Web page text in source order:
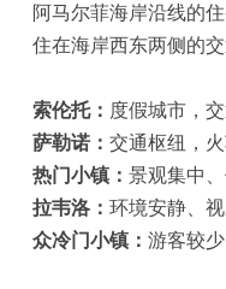
阿马尔菲海岸沿线的
住在海岸西东两侧的交
索伦托： 度假城市，
萨勒诺： 交通枢纽，
热门小镇： 景观集中
拉韦洛： 环境安静、
众冷门小镇： 游客较